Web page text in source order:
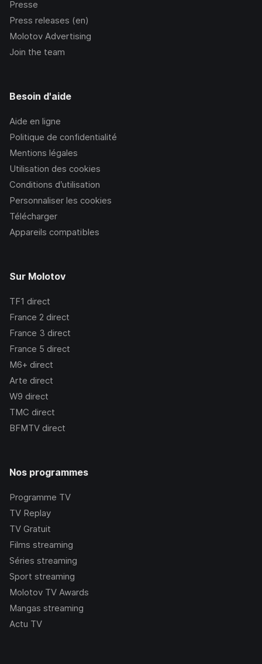
Presse
Press releases (en)
Molotov Advertising
Join the team
Besoin d'aide
Aide en ligne
Politique de confidentialité
Mentions légales
Utilisation des cookies
Conditions d’utilisation
Personnaliser les cookies
Télécharger
Appareils compatibles
Sur Molotov
TF1 direct
France 2 direct
France 3 direct
France 5 direct
M6+ direct
Arte direct
W9 direct
TMC direct
BFMTV direct
Nos programmes
Programme TV
TV Replay
TV Gratuit
Films streaming
Séries streaming
Sport streaming
Molotov TV Awards
Mangas streaming
Actu TV